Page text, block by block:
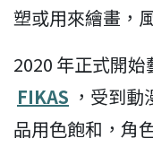
塑或用來繪畫，
2020 年正式開
FIKAS ，受到
品用色飽和，角